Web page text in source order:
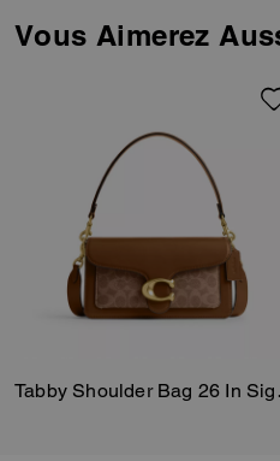
Vous Aimerez